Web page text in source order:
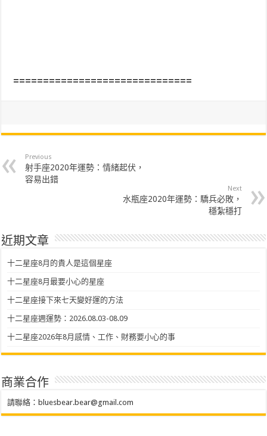
==============================
Previous
射手座2020年運勢：情緒起伏，
容易出錯
Next
水瓶座2020年運勢：驕兵必敗，
穩紮穩打
近期文章
十二星座8月的貴人是這個星座
十二星座8月最要小心的星座
十二星座接下來七天變好運的方法
十二星座週運勢：2026.08.03-08.09
十二星座2026年8月感情、工作、財務要小心的事
商業合作
請聯絡： bluesbear.bear@gmail.com